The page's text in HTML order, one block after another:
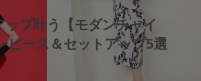
ップ叶う【モダンチャイ
ピース＆セットアップ5選